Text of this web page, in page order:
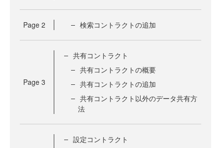
Page 2 検索コントラクトの追加
Page 3
共有コントラクト
共有コントラクトの概要
共有コントラクトの追加
共有コントラクト以外のデータ共有方
法
設定コントラクト